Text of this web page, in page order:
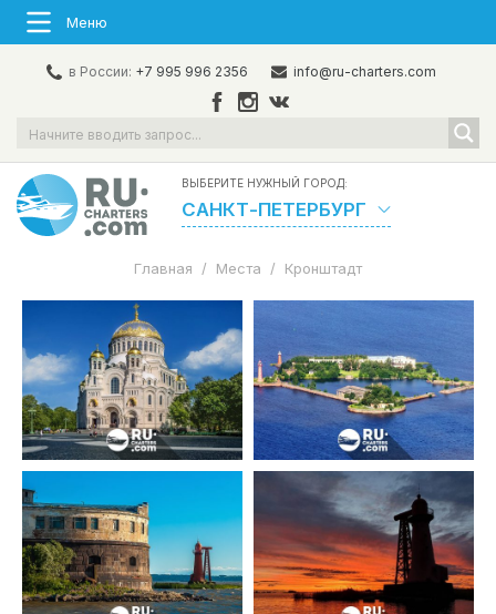
Меню
в России: +7 995 996 2356 info@ru-charters.com
ВЫБЕРИТЕ НУЖНЫЙ ГОРОД:
САНКТ-ПЕТЕРБУРГ
Главная / Места / Кронштадт